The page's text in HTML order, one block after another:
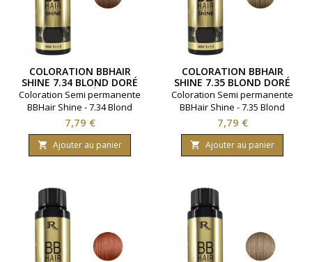
COLORATION BBHAIR
SHINE 7.34 BLOND DORÉ
CUIVRÉ
Coloration Semi permanente
BBHair Shine - 7.34 Blond
doré cuivré.Ravive la couleur
en toute simplicité.Gamme :
BBHair. Marque : Generik.
Contenance 60 millimètres.
Prix
7,79 €
 Ajouter au panier
COLORATION BBHAIR
SHINE 7.35 BLOND DORÉ
ACAJOU
Coloration Semi permanente
BBHair Shine - 7.35 Blond
doré acajou.Ravive la couleur
en toute simplicité.Gamme :
BBHair. Marque : Generik.
Contenance 60 millimètres.
Prix
7,79 €
 Ajouter au panier